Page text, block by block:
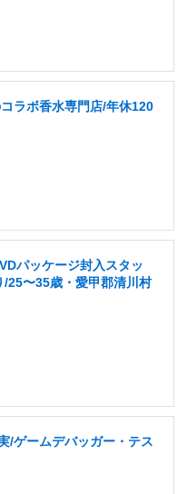
ラボ香水専門店/年休120
パッケージ封入スタッ
25〜35歳・愛甲郡清川村
/ゲームデバッガー・テス